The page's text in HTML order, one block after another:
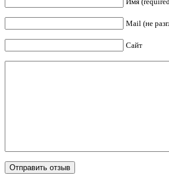
Mail (не
Сайт